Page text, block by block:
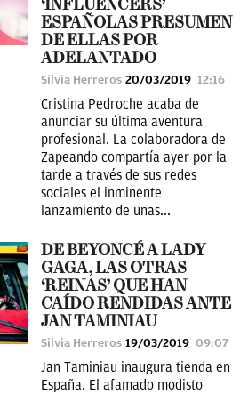
‘INFLUENCERS’
ESPAÑOLAS PRESUMEN
DE ELLAS POR
ADELANTADO
Silvia Herreros 20/03/2019 12:16
Cristina Pedroche acaba de
anunciar su última aventura
profesional. La colaboradora de
Zapeando compartía ayer por la
tarde a través de sus redes
sociales el inminente
lanzamiento de unas...
DE BEYONCÉ A LADY
GAGA, LAS OTRAS
‘REINAS’ QUE HAN
CAÍDO RENDIDAS ANTE
JAN TAMINIAU
Silvia Herreros 19/03/2019 09:07
Jan Taminiau inaugura tienda en
España. El afamado modisto